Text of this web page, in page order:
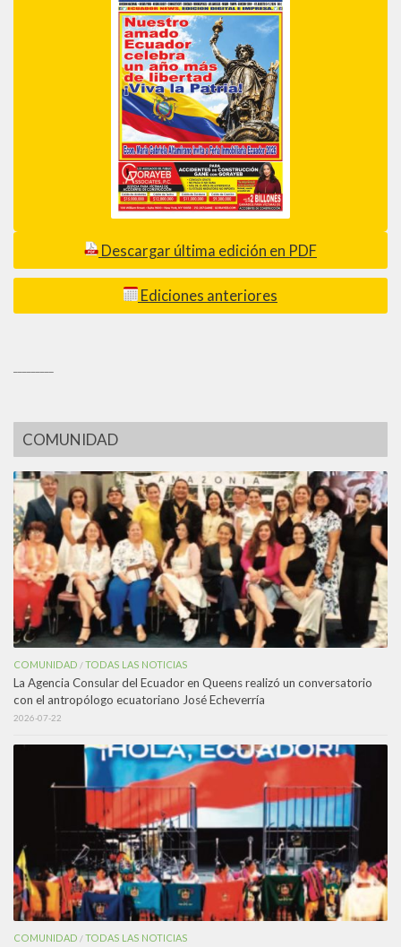
Descargar última edición en PDF
Ediciones anteriores
COMUNIDAD
COMUNIDAD /TODAS LAS NOTICIAS
La Agencia Consular del Ecuador en Queens realizó un conversatorio
con el antropólogo ecuatoriano José Echeverría
2026-07-22
COMUNIDAD /TODAS LAS NOTICIAS